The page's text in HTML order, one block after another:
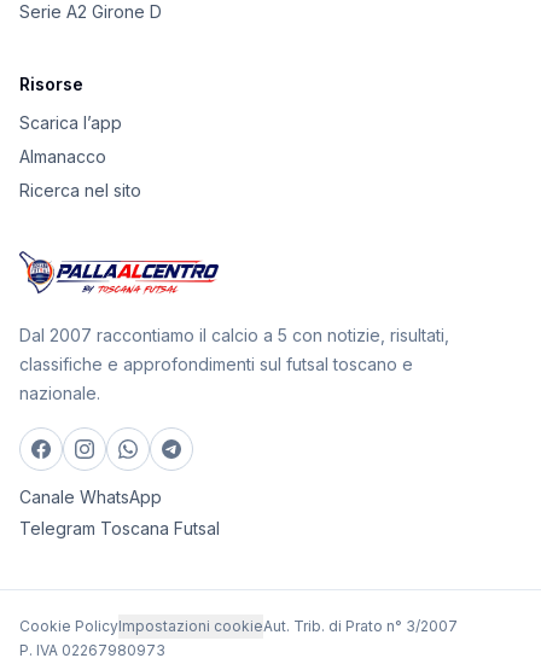
Serie A2 Girone D
Risorse
Scarica l’app
Almanacco
Ricerca nel sito
Dal 2007 raccontiamo il calcio a 5 con notizie, risultati,
classifiche e approfondimenti sul futsal toscano e
nazionale.
Canale WhatsApp
Telegram Toscana Futsal
Cookie PolicyImpostazioni cookieAut. Trib. di Prato n° 3/2007
P. IVA 02267980973